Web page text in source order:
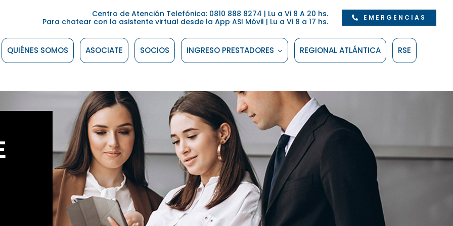
Centro de Atención Telefónica: 0810 888 8274 | Lu a Vi 8 A 20 hs.
Para chatear con la asistente virtual desde la App ASI Móvil | Lu a Vi 8 a 17 hs.
EMERGENCIAS
QUIÉNES SOMOS ASOCIATE SOCIOS INGRESO PRESTADORES REGIONAL ATLÁNTICA RSE